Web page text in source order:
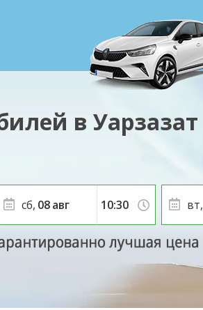
в Уарзазат
сб, 08авг вт,